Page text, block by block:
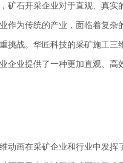
矿石开采企业对于直观、真实
作为传统的产业，面临着复杂
挑战。华匠科技的采矿施工三
企业提供了一种更加直观、高
动画在采矿企业和行业中发挥